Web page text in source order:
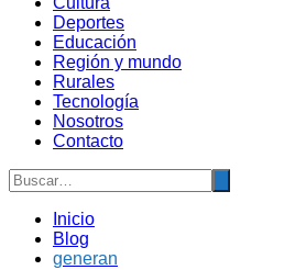
Deportes
Educación
Región y mundo
Rurales
Tecnología
Nosotros
Contacto
Inicio
Blog
generan